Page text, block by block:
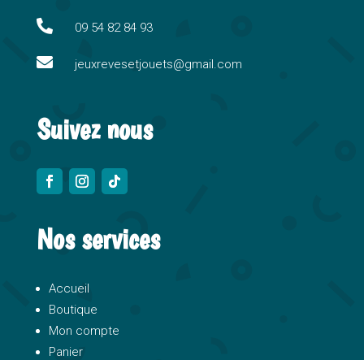
i
e
 09 54 82 84 93
 jeuxrevesetjouets@gmail.com
Suivez nous
Nos services
Accueil
Boutique
Mon compte
Panier